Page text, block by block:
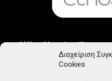
Διαχείριση
Cookies
Μέλος Μητρώου